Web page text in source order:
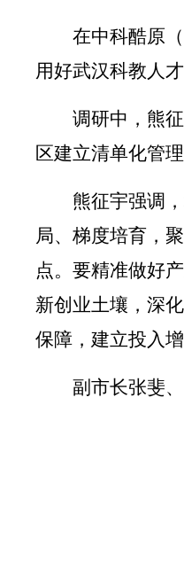
在中科酷原
用好武汉科教人
调研中，熊
区建立清单化管
熊征宇强调
局、梯度培育，
点。要精准做好
新创业土壤，深
保障，建立投入
副市长张斐